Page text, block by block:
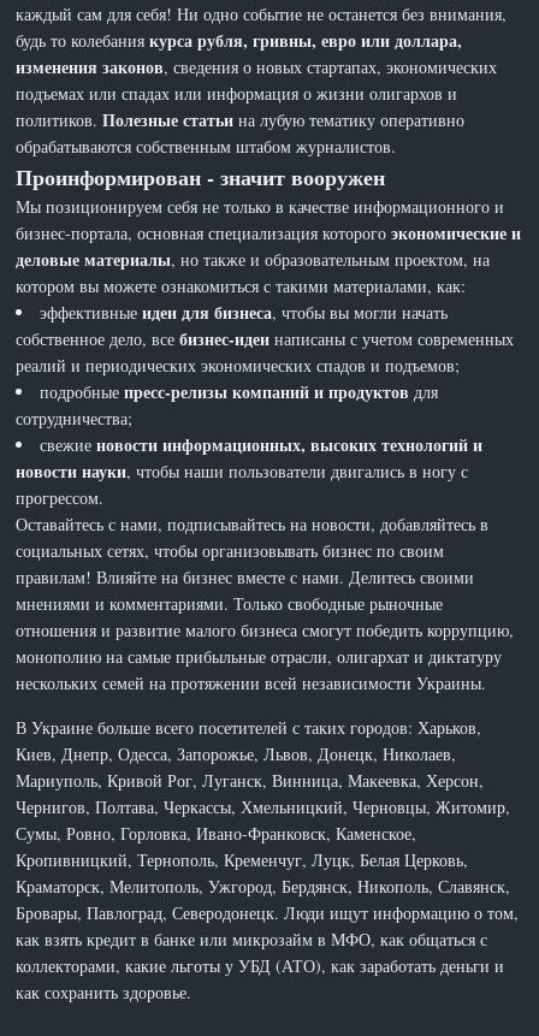
каждый сам для себя! Ни одно событие не останется без внимания,
будь то колебаниякурса рубля, гривны, евро или доллара,
изменения законов, сведения о новых стартапах, экономических
подъемах или спадах или информация о жизни олигархов и
политиков.Полезные статьи на лубую тематику оперативно
обрабатываются собственным штабом журналистов.
Проинформирован - значит вооружен
Мы позиционируем себя не только в качестве информационного и
бизнес-портала, основная специализация которогоэкономические и
деловые материалы, но также и образовательным проектом, на
котором вы можете ознакомиться с такими материалами, как:
эффективныеидеи для бизнеса, чтобы вы могли начать
собственное дело, всебизнес-идеи написаны с учетом современных
реалий и периодических экономических спадов и подъемов;
подробныепресс-релизы компаний и продуктов для
сотрудничества;
свежиеновости информационных, высоких технологий и
новости науки, чтобы наши пользователи двигались в ногу с
прогрессом.
Оставайтесь с нами, подписывайтесь на новости, добавляйтесь в
социальных сетях, чтобы организовывать бизнес по своим
правилам! Влияйте на бизнес вместе с нами. Делитесь своими
мнениями и комментариями. Только свободные рыночные
отношения и развитие малого бизнеса смогут победить коррупцию,
монополию на самые прибыльные отрасли, олигархат и диктатуру
нескольких семей на протяжении всей независимости Украины.
В Украине больше всего посетителей с таких городов: Харьков,
Киев, Днепр, Одесса, Запорожье, Львов, Донецк, Николаев,
Мариуполь, Кривой Рог, Луганск, Винница, Макеевка, Херсон,
Чернигов, Полтава, Черкассы, Хмельницкий, Черновцы, Житомир,
Сумы, Ровно, Горловка, Ивано-Франковск, Каменское,
Кропивницкий, Тернополь, Кременчуг, Луцк, Белая Церковь,
Краматорск, Мелитополь, Ужгород, Бердянск, Никополь, Славянск,
Бровары, Павлоград, Северодонецк. Люди ищут информацию о том,
как взять кредит в банке или микрозайм в МФО, как общаться с
коллекторами, какие льготы у УБД (АТО), как заработать деньги и
как сохранить здоровье.